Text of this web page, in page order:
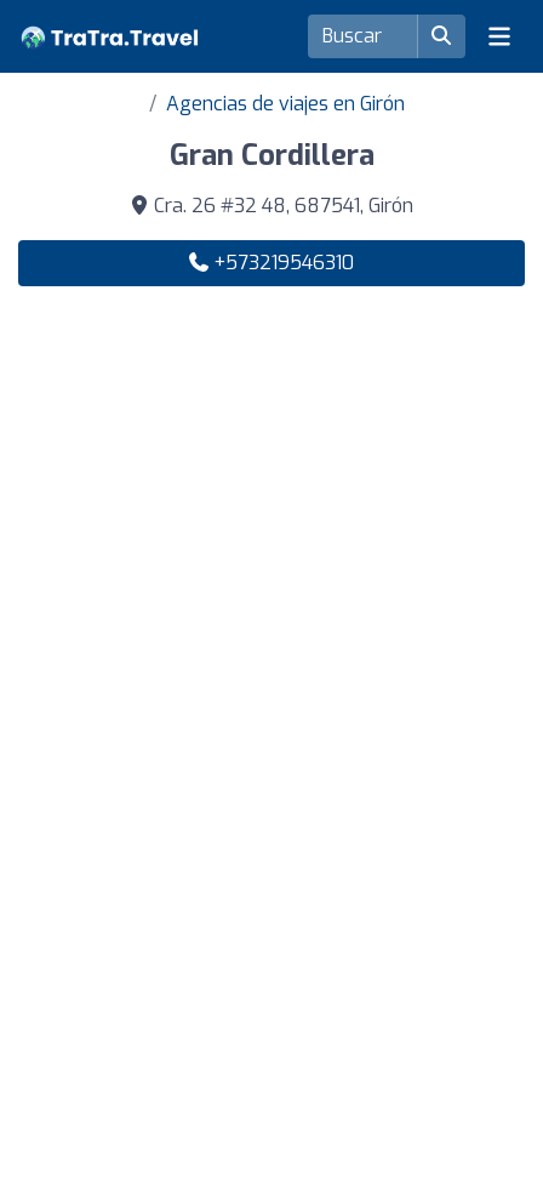
Agencias de viajes en Girón
Gran Cordillera
Cra. 26 #32 48, 687541, Girón
+573219546310